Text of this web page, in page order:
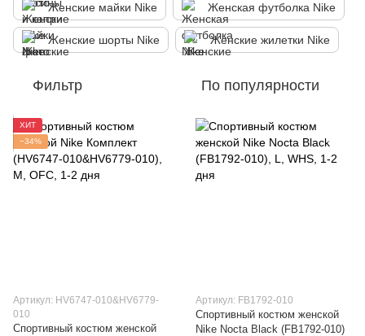
Женские майки Nike Женская футболка Nike
Женские шорты Nike Женские жилетки Nike
Фильтр По популярности
ХИТ
−34%
Артикул: HV6747-010&HV6779-
010
Спортивный костюм женской
Артикул: FB1792-010
Спортивный костюм женской
Nike Nocta Black (FB1792-010)